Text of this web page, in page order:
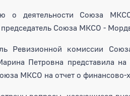
о деятельности Союза
председатель Союза МКСО -
Ревизионной комиссии
Петровна представила
МКСО на отчет о финансово-